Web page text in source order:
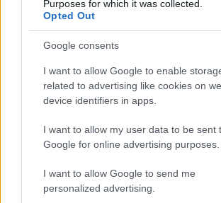
Purposes for which it was collected.
Opted Out
Google consents
I want to allow Google to enable
related to advertising like cookies on
device identifiers in apps.
I want to allow my user data to be sent
Google for online advertising purposes.
I want to allow Google to send me
personalized advertising.
Megosztás
keresőben könnyebben megtaláld
glamour.hu cikkeit